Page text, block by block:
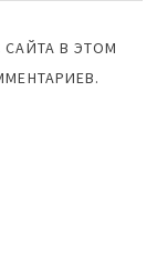
САЙТА В ЭТОМ